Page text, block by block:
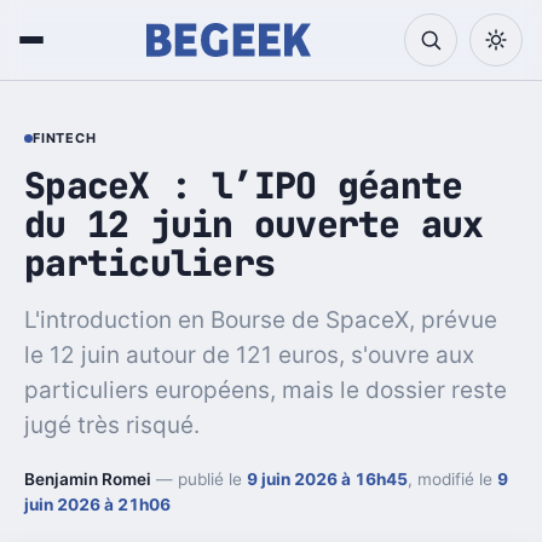
FINTECH
SpaceX : l’IPO géante
du 12 juin ouverte aux
particuliers
L'introduction en Bourse de SpaceX, prévue
le 12 juin autour de 121 euros, s'ouvre aux
particuliers européens, mais le dossier reste
jugé très risqué.
Benjamin Romei — publié le 9 juin 2026 à 16h45, modifié le 9
juin 2026 à 21h06